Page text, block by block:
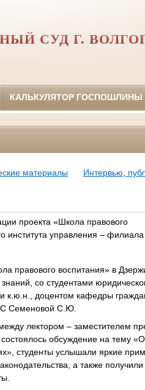
СУД Г.
КАЛЬКУЛЯТОР ГОСПОШЛИНЫ
материалы
Интервью,
проекта «Школа правового
института управления – филиала
правового воспитания» в
со студентами
к.ю.н., доцентом кафедры
Семеновой С.Ю.
лектором – заместителем
обсуждение на тему
студенты услышали яркие
а также